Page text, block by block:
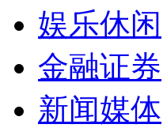
娱乐休闲
金融证券
新闻媒体